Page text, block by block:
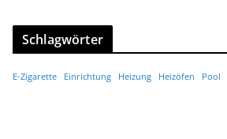
Schlagwörter
E-Zigarette Einrichtung Heizung Heizöfen Pool